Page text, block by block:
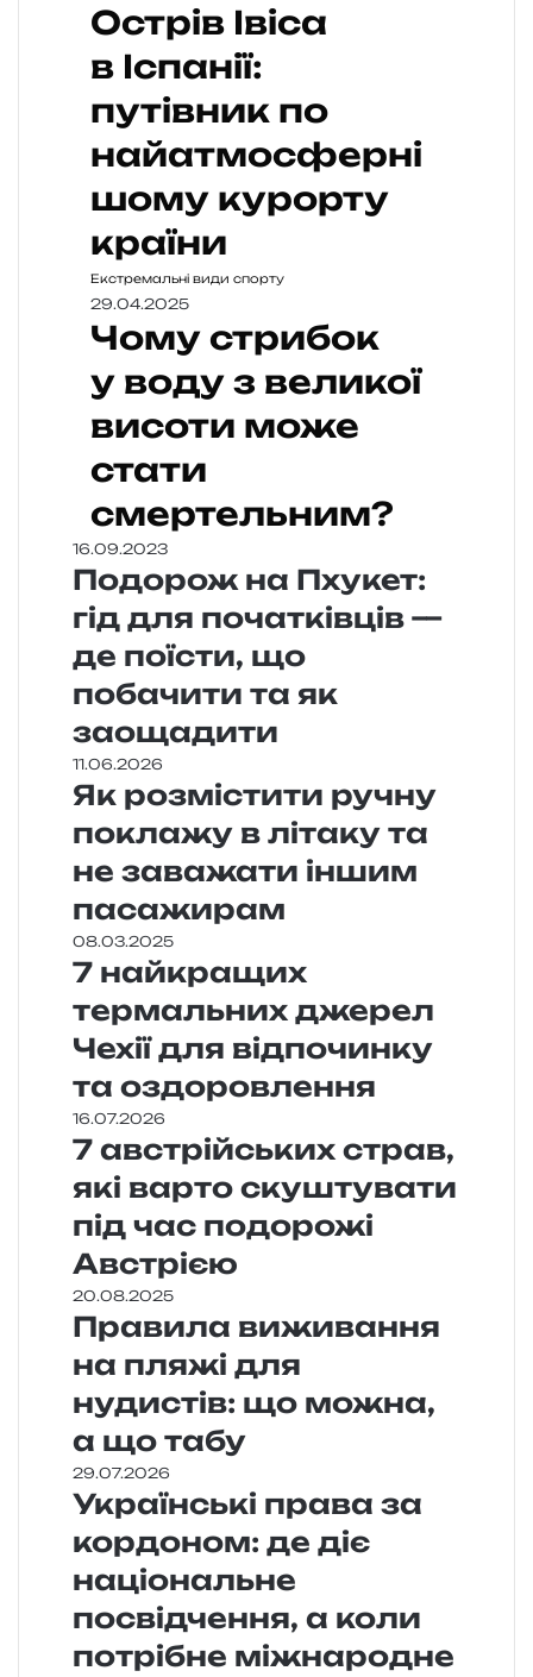
Острів Івіса
в Іспанії:
путівник по
найатмосферні
шому курорту
країни
Екстремальні види спорту
29.04.2025
Чому стрибок
у воду з великої
висоти може
стати
смертельним?
16.09.2023
Подорож на Пхукет:
гід для початківців —
де поїсти, що
побачити та як
заощадити
11.06.2026
Як розмістити ручну
поклажу в літаку та
не заважати іншим
пасажирам
08.03.2025
7 найкращих
термальних джерел
Чехії для відпочинку
та оздоровлення
16.07.2026
7 австрійських страв,
які варто скуштувати
під час подорожі
Австрією
20.08.2025
Правила виживання
на пляжі для
нудистів: що можна,
а що табу
29.07.2026
Українські права за
кордоном: де діє
національне
посвідчення, а коли
потрібне міжнародне